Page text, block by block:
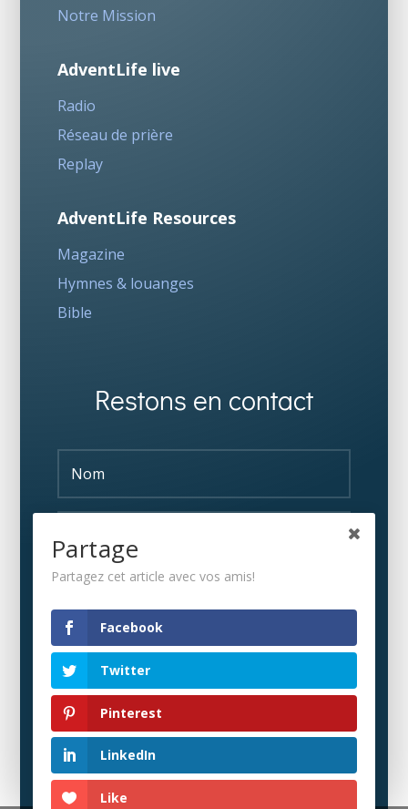
Notre Mission
AdventLife live
Radio
Réseau de prière
Replay
AdventLife Resources
Magazine
Hymnes & louanges
Bible
Restons en contact
Partage
Partagez cet article avec vos amis!
Facebook
Twitter
Pinterest
LinkedIn
Like